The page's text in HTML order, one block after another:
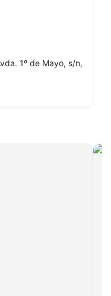
1º de Mayo, s/n,